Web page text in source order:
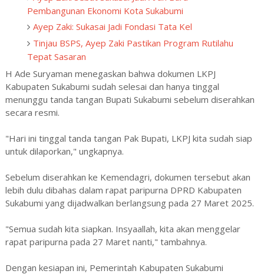
Pembangunan Ekonomi Kota Sukabumi
Ayep Zaki: Sukasai Jadi Fondasi Tata Kel
Tinjau BSPS, Ayep Zaki Pastikan Program Rutilahu
Tepat Sasaran
H Ade Suryaman menegaskan bahwa dokumen LKPJ
Kabupaten Sukabumi sudah selesai dan hanya tinggal
menunggu tanda tangan Bupati Sukabumi sebelum diserahkan
secara resmi.
"Hari ini tinggal tanda tangan Pak Bupati, LKPJ kita sudah siap
untuk dilaporkan," ungkapnya.
Sebelum diserahkan ke Kemendagri, dokumen tersebut akan
lebih dulu dibahas dalam rapat paripurna DPRD Kabupaten
Sukabumi yang dijadwalkan berlangsung pada 27 Maret 2025.
"Semua sudah kita siapkan. Insyaallah, kita akan menggelar
rapat paripurna pada 27 Maret nanti," tambahnya.
Dengan kesiapan ini, Pemerintah Kabupaten Sukabumi